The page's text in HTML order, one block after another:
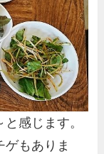
感じます。
もありま